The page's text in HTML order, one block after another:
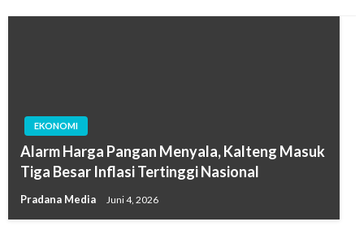
EKONOMI
Alarm Harga Pangan Menyala, Kalteng Masuk
Tiga Besar Inflasi Tertinggi Nasional
Pradana Media Juni 4, 2026